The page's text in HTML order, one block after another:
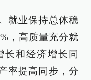
就业保持总体稳
，高质量充分就
长和经济增长同
率提高同步，分